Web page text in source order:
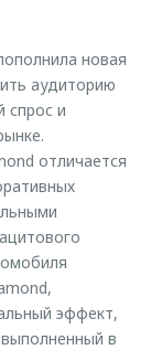
новая
аудиторию
спрос и
отличается
эффект,
в